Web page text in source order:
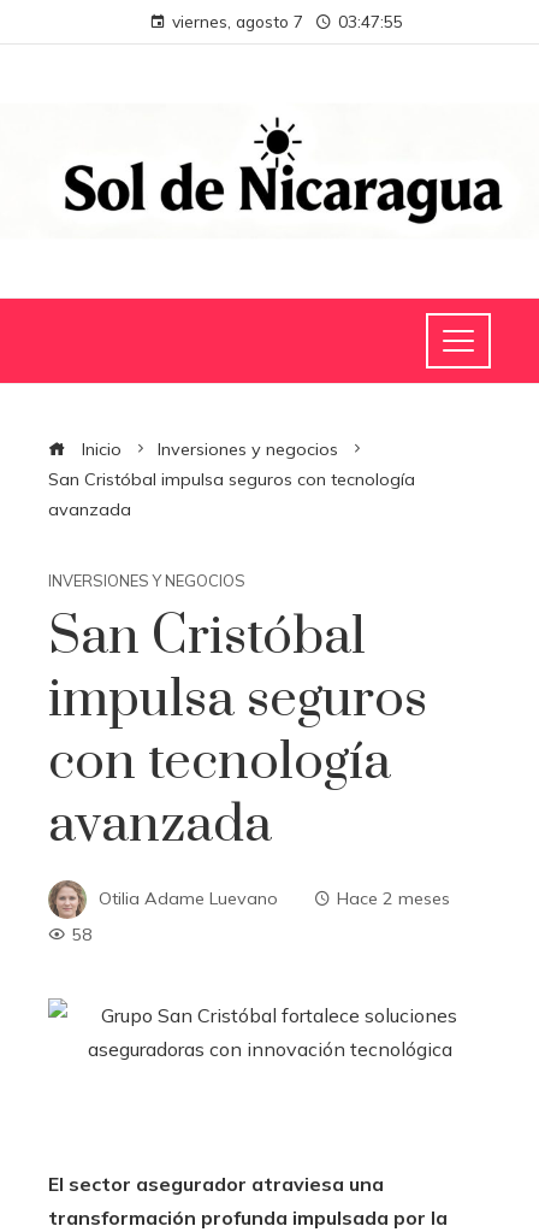
viernes, agosto 7 03:47:55
Inicio
Inversiones y negocios
San Cristóbal impulsa seguros con tecnología
avanzada
INVERSIONES Y NEGOCIOS
San Cristóbal
impulsa seguros
con tecnología
avanzada
Otilia Adame Luevano
Hace 2 meses
58
El sector asegurador atraviesa una
transformación profunda impulsada por la